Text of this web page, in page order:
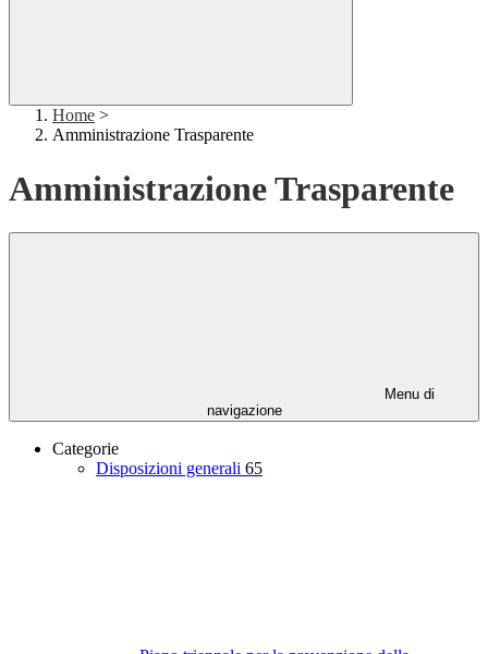
Home >
Amministrazione Trasparente
Amministrazione Trasparente
Menu di
navigazione
Categorie
Disposizioni generali 65